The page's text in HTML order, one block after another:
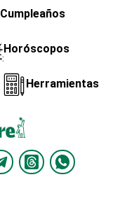
Cumpleaños
Horóscopos
Herramientas